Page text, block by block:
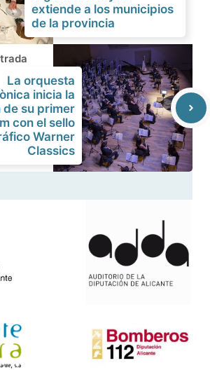
extiende a los municipios
de la provincia
La orquesta
inicia la
su primer
con el sello
Warner
Classics